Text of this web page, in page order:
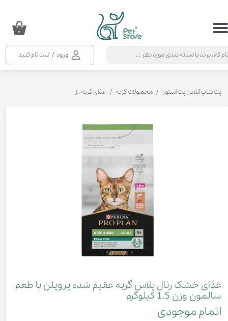
ورود / ثبت نام کنید
حساب کاربری من
خروج از حساب کاربری
۰
پت شاپ آنلاین پت استور محصولات گربه غذای گربه
غذای خشک رنال پلاس گربه عقیم شده پروپلن با طعم
سالمون وزن 1.5 کیلوگرم
اتمام موجودی